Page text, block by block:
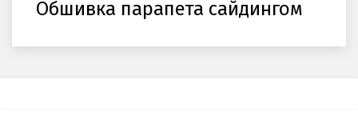
Обшивка парапета сайдингом